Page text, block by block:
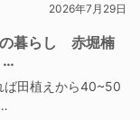
2026年7月29日
暮らし 赤堀楠
…
田植えから40~50